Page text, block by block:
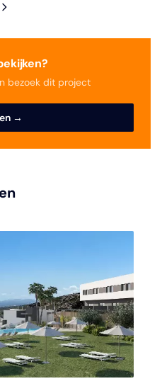
bezoek dit project
→